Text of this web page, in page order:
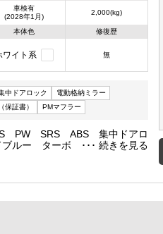
車検有
(2028年1月)
2,000(kg)
本体色
ワイト系
修復歴
無
中ドアロック
電動格納ミラー
保証書） PMマフラー
PW SRS ABS 集中ドアロ
ルー ターボ 排気ブレー